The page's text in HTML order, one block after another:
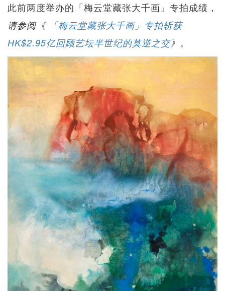
此前两度举办的「梅云堂藏张大千画」专拍成绩，
请参阅《
「梅云堂藏张大千画」专拍斩获
HK$2.95亿回顾艺坛半世纪的莫逆之交》。